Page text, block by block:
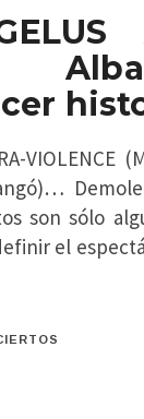
son sólo
el